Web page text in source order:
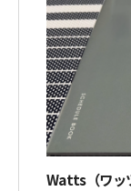
Watts（ワッ